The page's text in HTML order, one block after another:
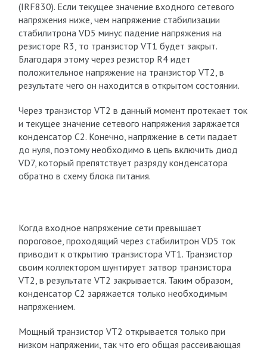
(IRF830). Если текущее значение входного сетевого
напряжения ниже, чем напряжение стабилизации
стабилитрона VD5 минус падение напряжения на
резисторе R3, то транзистор VT1 будет закрыт.
Благодаря этому через резистор R4 идет
положительное напряжение на транзистор VT2, в
результате чего он находится в открытом состоянии.
Через транзистор VT2 в данный момент протекает ток
и текущее значение сетевого напряжения заряжается
конденсатор С2. Конечно, напряжение в сети падает
до нуля, поэтому необходимо в цепь включить диод
VD7, который препятствует разряду конденсатора
обратно в схему блока питания.
Когда входное напряжение сети превышает
пороговое, проходящий через стабилитрон VD5 ток
приводит к открытию транзистора VТ1. Транзистор
своим коллектором шунтирует затвор транзистора
VT2, в результате VТ2 закрывается. Таким образом,
конденсатор С2 заряжается только необходимым
напряжением.
Мощный транзистор VТ2 открывается только при
низком напряжении, так что его общая рассеивающая